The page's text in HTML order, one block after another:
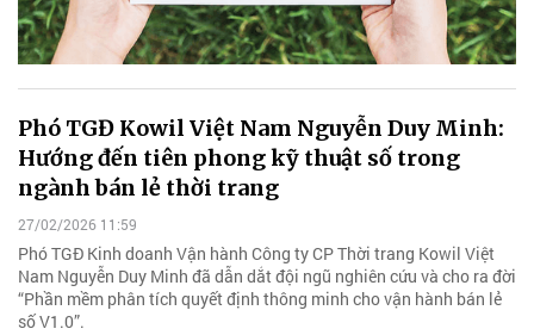
Phó TGĐ Kowil Việt Nam Nguyễn Duy Minh:
Hướng đến tiên phong kỹ thuật số trong
ngành bán lẻ thời trang
27/02/2026 11:59
Phó TGĐ Kinh doanh Vận hành Công ty CP Thời trang Kowil Việt
Nam Nguyễn Duy Minh đã dẫn dắt đội ngũ nghiên cứu và cho ra đời
“Phần mềm phân tích quyết định thông minh cho vận hành bán lẻ
số V1.0”.